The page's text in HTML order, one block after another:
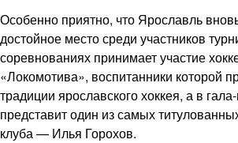
Особенно приятно, что Ярославль
достойное место среди участников
соревнованиях принимает участие
«Локомотива», воспитанники которой
традиции ярославского хоккея, а в
представит один из самых
клуба — Илья Горохов.